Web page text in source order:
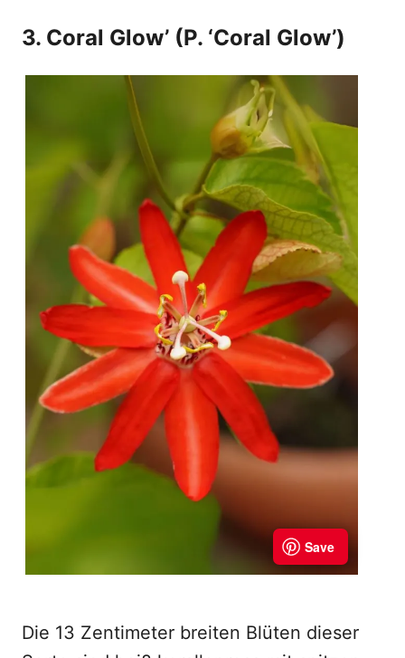
3. Coral Glow’ (P. ‘Coral Glow’)
Die 13 Zentimeter breiten Blüten dieser